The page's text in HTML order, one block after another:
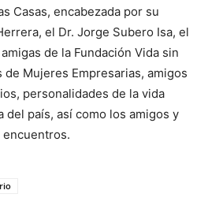
Casas, encabezada por su
el Dr. Jorge Subero Isa, el
de la Fundación Vida sin
Mujeres Empresarias, amigos
personalidades de la vida
del país, así como los amigos y
encuentros.